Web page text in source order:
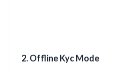
2. Offline Kyc Mode